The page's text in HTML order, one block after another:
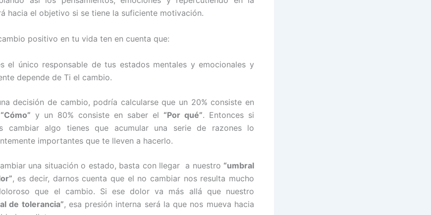
hacia el objetivo si se tiene la suficiente motivación.
positivo en tu vida ten en cuenta que:
el único responsable de tus estados mentales y emocionales y
depende de Ti el cambio.
decisión de cambio, podría calcularse que un 20% consiste en
“Cómo” y un 80% consiste en saber el “Por qué”. Entonces si
cambiar algo tienes que acumular una serie de razones lo
importantes que te lleven a hacerlo.
una situación o estado, basta con llegar a nuestro “umbral
, es decir, darnos cuenta que el no cambiar nos resulta mucho
que el cambio. Si ese dolor va más allá que nuestro
de tolerancia”, esa presión interna será la que nos mueva hacia